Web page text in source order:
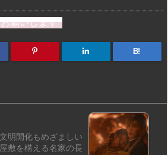
e
a
d
m
bl
r
b
o
ar
n
dr
o
願いします
B!
明開化もめざましい
敷を構える名家の長